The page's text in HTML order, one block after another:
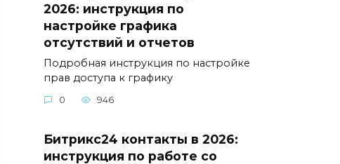
2026: инструкция по
настройке графика
отсутствий и отчетов
Подробная инструкция по настройке
прав доступа к графику
0 946
Битрикс24 контакты в 2026:
инструкция по работе со